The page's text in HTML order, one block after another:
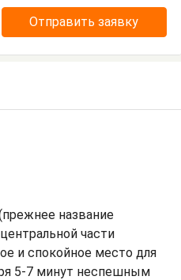
Отправить заявку
название
части
и спокойное место для
5-7 минут неспешным